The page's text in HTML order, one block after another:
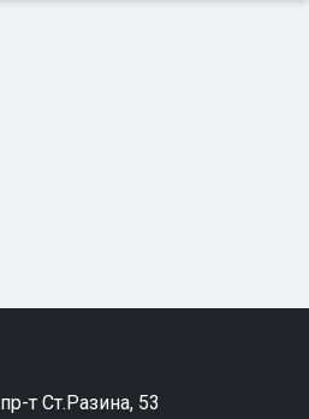
т Ст.Разина, 53